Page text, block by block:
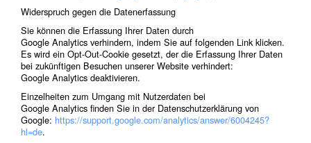
Widerspruch gegen die Datenerfassung
Sie können die Erfassung Ihrer Daten durch
Google Analytics verhindern, indem Sie auf folgenden Link klicken.
Es wird ein Opt-Out-Cookie gesetzt, der die Erfassung Ihrer Daten
bei zukünftigen Besuchen unserer Website verhindert:
Google Analytics deaktivieren.
Einzelheiten zum Umgang mit Nutzerdaten bei
Google Analytics finden Sie in der Datenschutzerklärung von
Google: https://support.google.com/analytics/answer/6004245?
hl=de.